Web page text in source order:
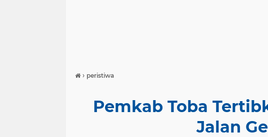
› peristiwa
Pemkab Toba
Jalan